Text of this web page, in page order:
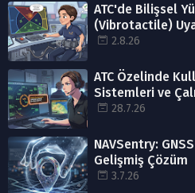
ATC'de Bilişsel
(Vibrotactile)
2.8.26
ATC Özelinde
Sistemleri ve
28.7.26
NAVSentry:
Gelişmiş Çözüm
3.7.26